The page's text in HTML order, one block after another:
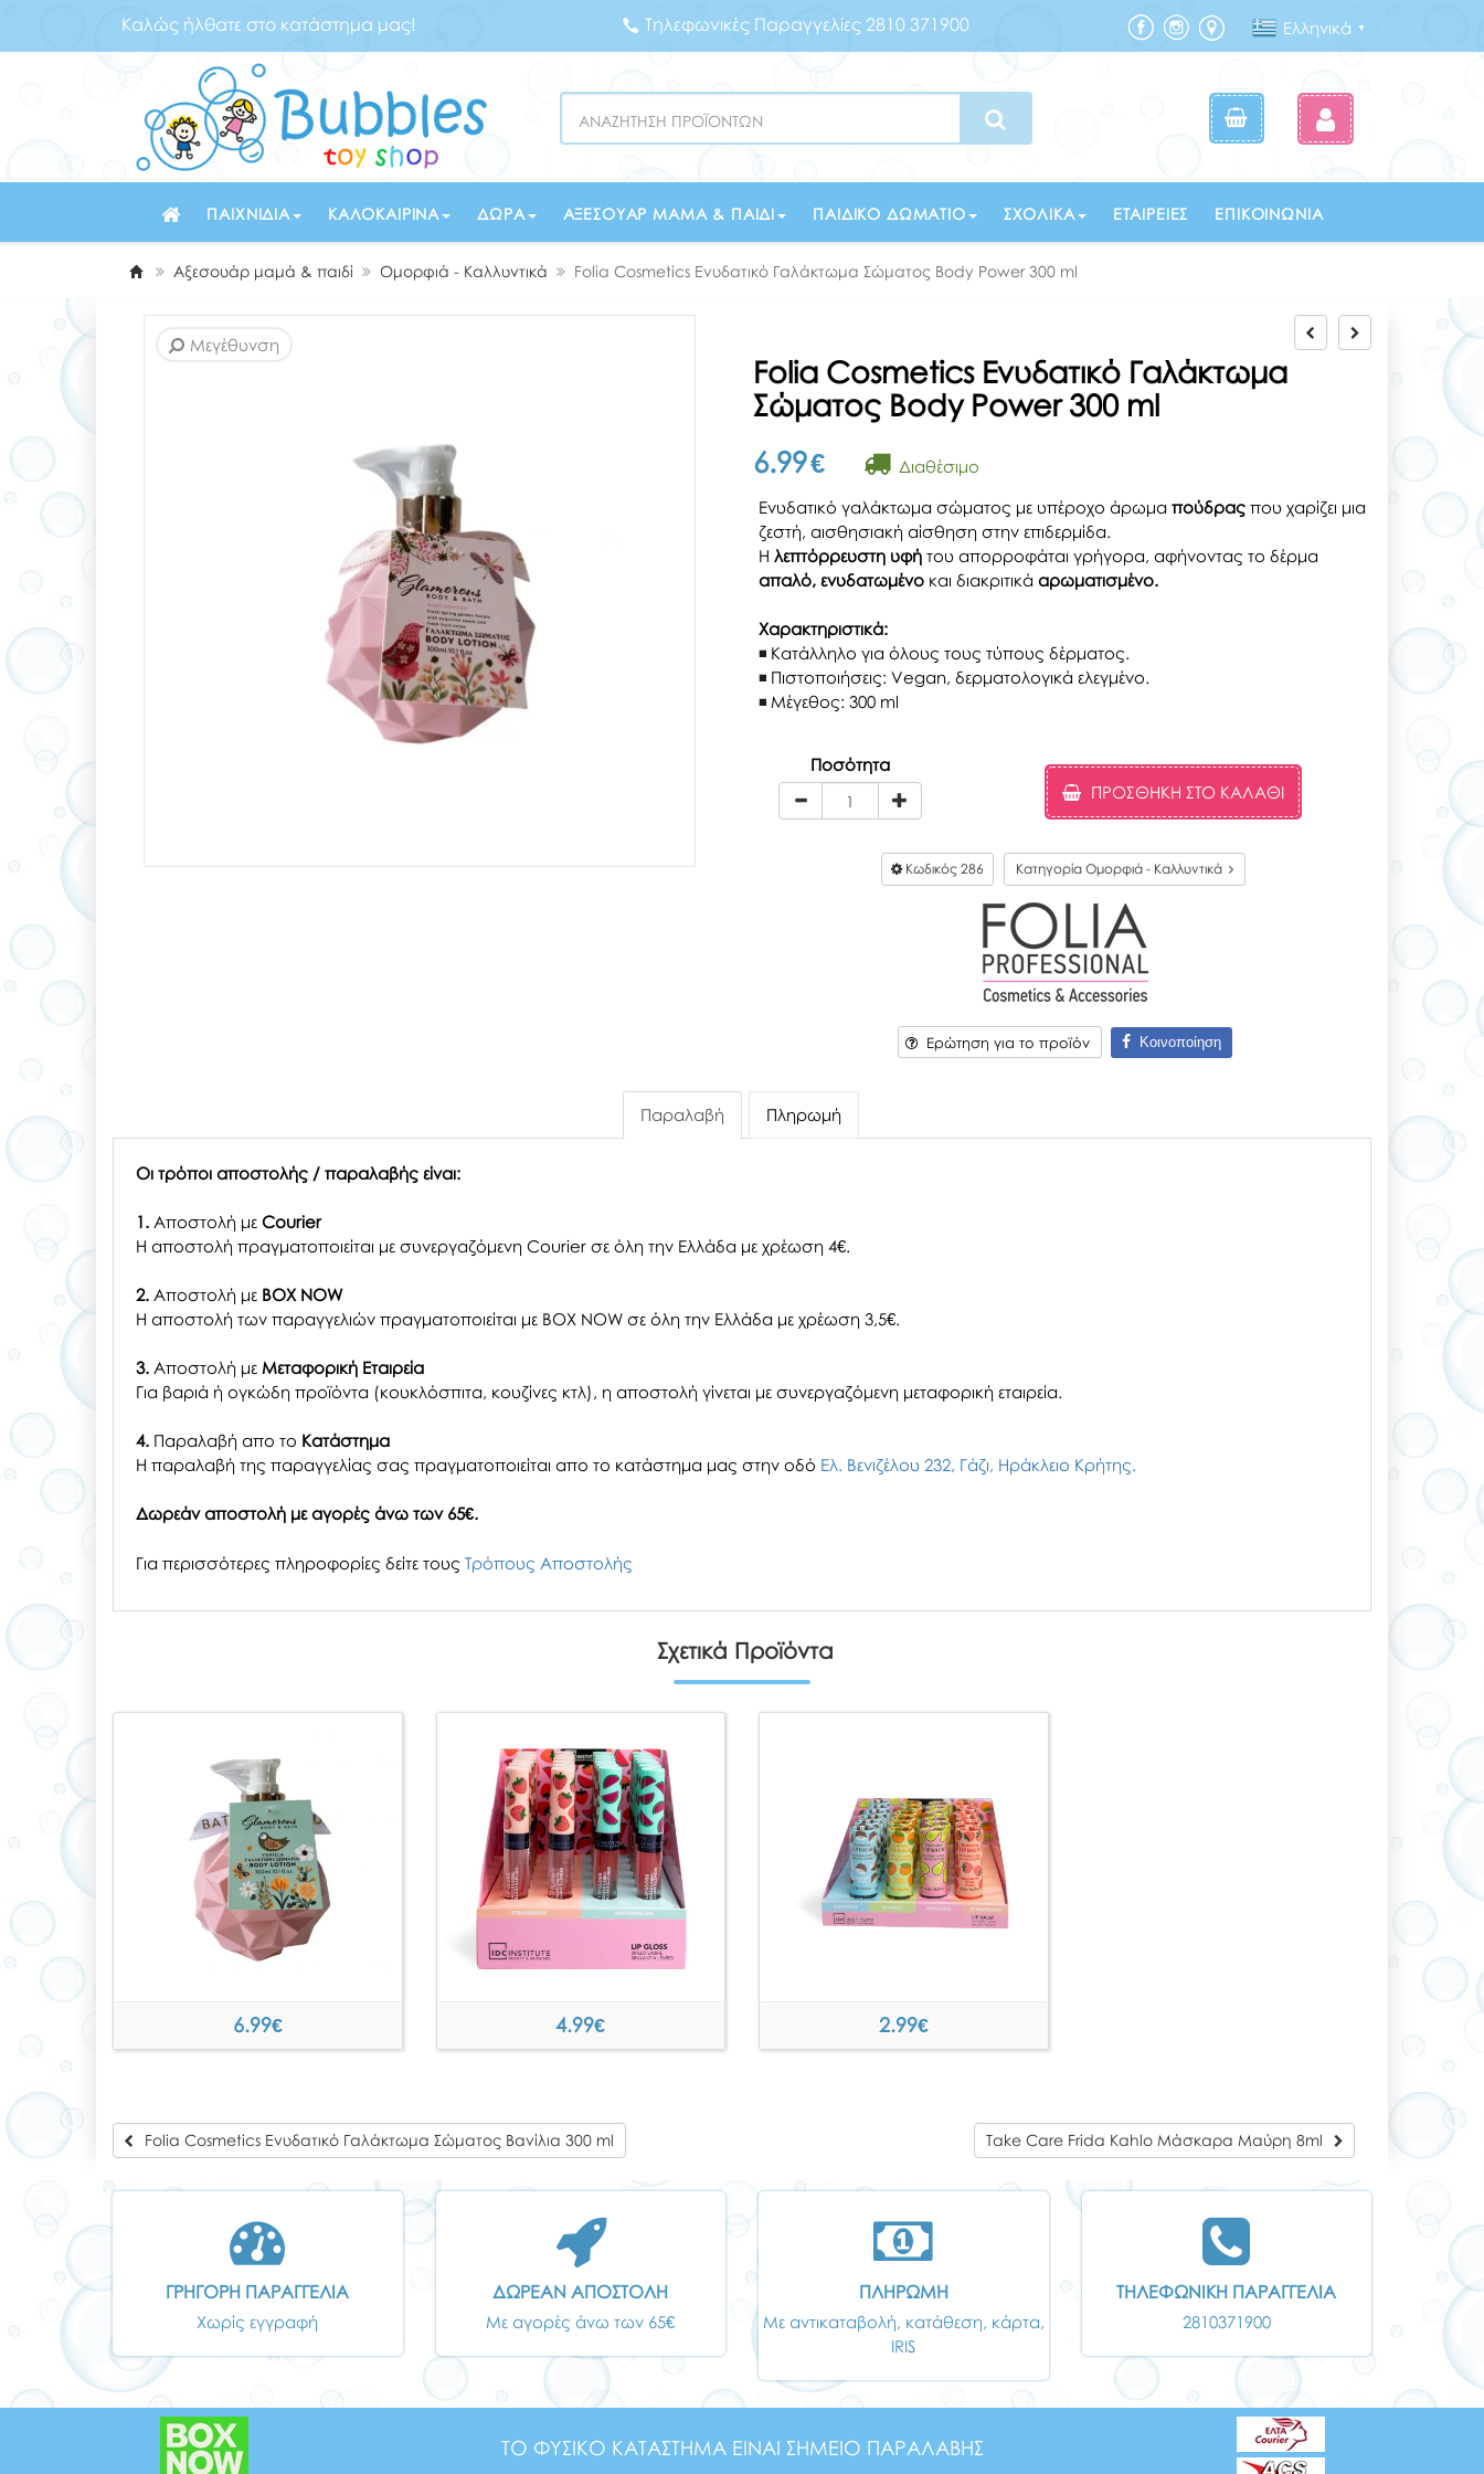
Καλώς ήλθατε στο κατάστημα μας! Τηλεφωνικές Παραγγελίες 2810 371900 Ελληνικά ▼
ΠΑΙΧΝΊΔΙΑ ΚΑΛΟΚΑΙΡΙΝΆ ΔΏΡΑ ΑΞΕΣΟΥΆΡ ΜΑΜΆ & ΠΑΙΔΊ ΠΑΙΔΙΚΌ ΔΩΜΆΤΙΟ ΣΧΟΛΙΚΆ ΕΤΑΙΡΕΊΕΣ ΕΠΙΚΟΙΝΩΝΊΑ
Αξεσουάρ μαμά & παιδί Ομορφιά - Καλλυντικά Folia Cosmetics Ενυδατικό Γαλάκτωμα Σώματος Body Power 300 ml
Μεγέθυνση
Folia Cosmetics Ενυδατικό Γαλάκτωμα
Σώματος Body Power 300 ml
6.99€ Διαθέσιμο
Ενυδατικό γαλάκτωμα σώματος με υπέροχο άρωμα πούδρας που χαρίζει μια
ζεστή, αισθησιακή αίσθηση στην επιδερμίδα.
Η λεπτόρρευστη υφή του απορροφάται γρήγορα, αφήνοντας το δέρμα
απαλό, ενυδατωμένο και διακριτικά αρωματισμένο.
Χαρακτηριστικά:
Κατάλληλο για όλους τους τύπους δέρματος.
Πιστοποιήσεις: Vegan, δερματολογικά ελεγμένο.
Μέγεθος: 300 ml
Ποσότητα
ΠΡΟΣΘΉΚΗ ΣΤΟ ΚΑΛΆΘΙ
Κωδικός 286 Κατηγορία Ομορφιά - Καλλυντικά
Ερώτηση για το προϊόν Κοινοποίηση
Παραλαβή Πληρωμή
Οι τρόποι αποστολής / παραλαβής είναι:
1. Αποστολή με Courier
Η αποστολή πραγματοποιείται με συνεργαζόμενη Courier σε όλη την Ελλάδα με χρέωση 4€.
2. Αποστολή με BOX NOW
Η αποστολή των παραγγελιών πραγματοποιείται με BOX NOW σε όλη την Ελλάδα με χρέωση 3,5€.
3. Αποστολή με Μεταφορική Εταιρεία
Για βαριά ή ογκώδη προϊόντα (κουκλόσπιτα, κουζίνες κτλ), η αποστολή γίνεται με συνεργαζόμενη μεταφορική εταιρεία.
4. Παραλαβή απο το Κατάστημα
H παραλαβή της παραγγελίας σας πραγματοποιείται απο το κατάστημα μας στην οδό Ελ. Βενιζέλου 232, Γάζι, Ηράκλειο Κρήτης.
Δωρεάν αποστολή με αγορές άνω των 65€.
Για περισσότερες πληροφορίες δείτε τους Τρόπους Αποστολής
Σχετικά Προϊόντα
6.99€ 4.99€ 2.99€
Folia Cosmetics Ενυδατικό Γαλάκτωμα Σώματος Βανίλια 300 ml Take Care Frida Kahlo Μάσκαρα Μαύρη 8ml
ΓΡΗΓΟΡΗ ΠΑΡΑΓΓΕΛΙΑ
Χωρίς εγγραφή
ΔΩΡΕΑΝ ΑΠΟΣΤΟΛΗ
Με αγορές άνω των 65€
ΠΛΗΡΩΜΗ
Με αντικαταβολή, κατάθεση, κάρτα,
IRIS
ΤΗΛΕΦΩΝΙΚΗ ΠΑΡΑΓΓΕΛΙΑ
2810371900
ΤΟ ΦΥΣΙΚΟ ΚΑΤΑΣΤΗΜΑ ΕΙΝΑΙ ΣΗΜΕΙΟ ΠΑΡΑΛΑΒΗΣ